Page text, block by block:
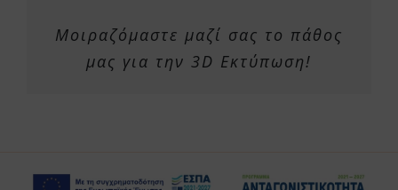
Μοιραζόμαστε μαζί σας το πάθος
μας για την 3D Εκτύπωση!